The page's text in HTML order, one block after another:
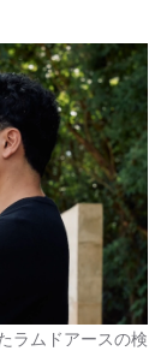
ラムドアースの検